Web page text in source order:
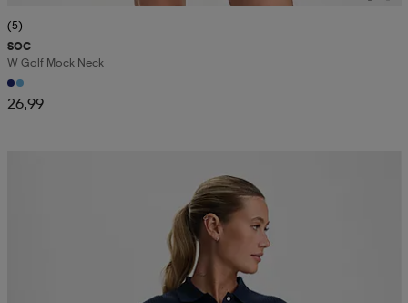
(5)
SOC
W Golf Mock Neck
26,99